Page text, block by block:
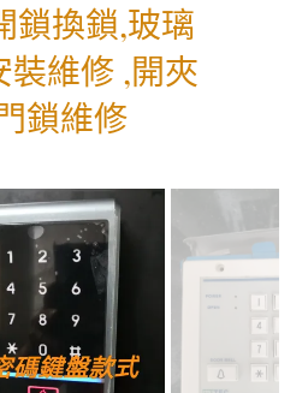
鎖換鎖,玻璃
裝維修 ,開夾
鎖維修